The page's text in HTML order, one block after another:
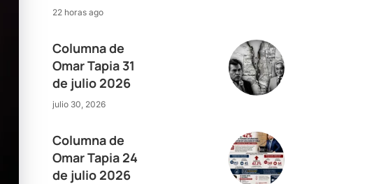
22 horas ago
Columna de
Omar Tapia 31
de julio 2026
julio 30, 2026
Columna de
Omar Tapia 24
de julio 2026